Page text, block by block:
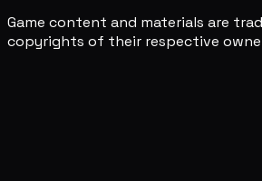
Game content and materials are
copyrights of their respective